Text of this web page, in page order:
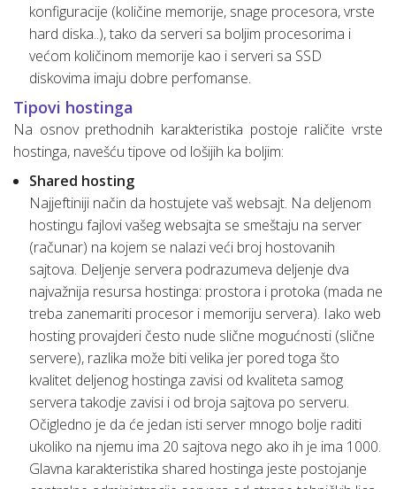
konfiguracije (količine memorije, snage procesora, vrste
hard diska..), tako da serveri sa boljim procesorima i
većom količinom memorije kao i serveri sa SSD
diskovima imaju dobre perfomanse.
Tipovi hostinga
Na osnov prethodnih karakteristika postoje raličite vrste
hostinga, navešću tipove od lošijih ka boljim:
Shared hosting
Najjeftiniji način da hostujete vaš websajt. Na deljenom
hostingu fajlovi vašeg websajta se smeštaju na server
(računar) na kojem se nalazi veći broj hostovanih
sajtova. Deljenje servera podrazumeva deljenje dva
najvažnija resursa hostinga: prostora i protoka (mada ne
treba zanemariti procesor i memoriju servera). Iako web
hosting provajderi često nude slične mogućnosti (slične
servere), razlika može biti velika jer pored toga što
kvalitet deljenog hostinga zavisi od kvaliteta samog
servera takodje zavisi i od broja sajtova po serveru.
Očigledno je da će jedan isti server mnogo bolje raditi
ukoliko na njemu ima 20 sajtova nego ako ih je ima 1000.
Glavna karakteristika shared hostinga jeste postojanje